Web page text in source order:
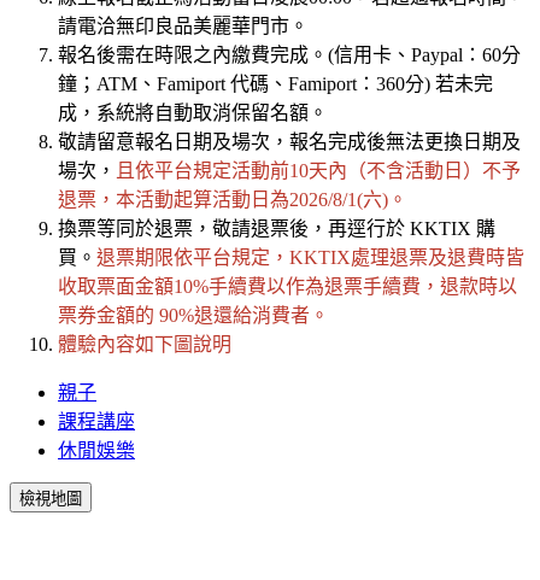
請電洽無印良品美麗華門市。
報名後需在時限之內繳費完成。(信用卡、Paypal：60分
鐘；ATM、Famiport 代碼、Famiport：360分) 若未完
成，系統將自動取消保留名額。
敬請留意報名日期及場次，報名完成後無法更換日期及
場次， 且依平台規定活動前10天內（不含活動日）不予
退票，本活動起算活動日為2026/8/1(六)。
換票等同於退票，敬請退票後，再逕行於 KKTIX 購
買。 退票期限依平台規定，KKTIX處理退票及退費時皆
收取票面金額10%手續費以作為退票手續費，退款時以
票券金額的 90%退還給消費者。
體驗內容如下圖說明
親子
課程講座
休閒娛樂
檢視地圖